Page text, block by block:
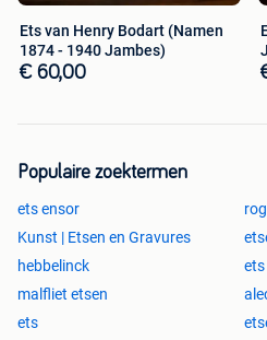
Ets van Henry Bodart (Namen
1874 - 1940 Jambes)
€ 60,00
Populaire zoektermen
ets ensor
Kunst | Etsen en Gravures
hebbelinck
malfliet etsen
ets